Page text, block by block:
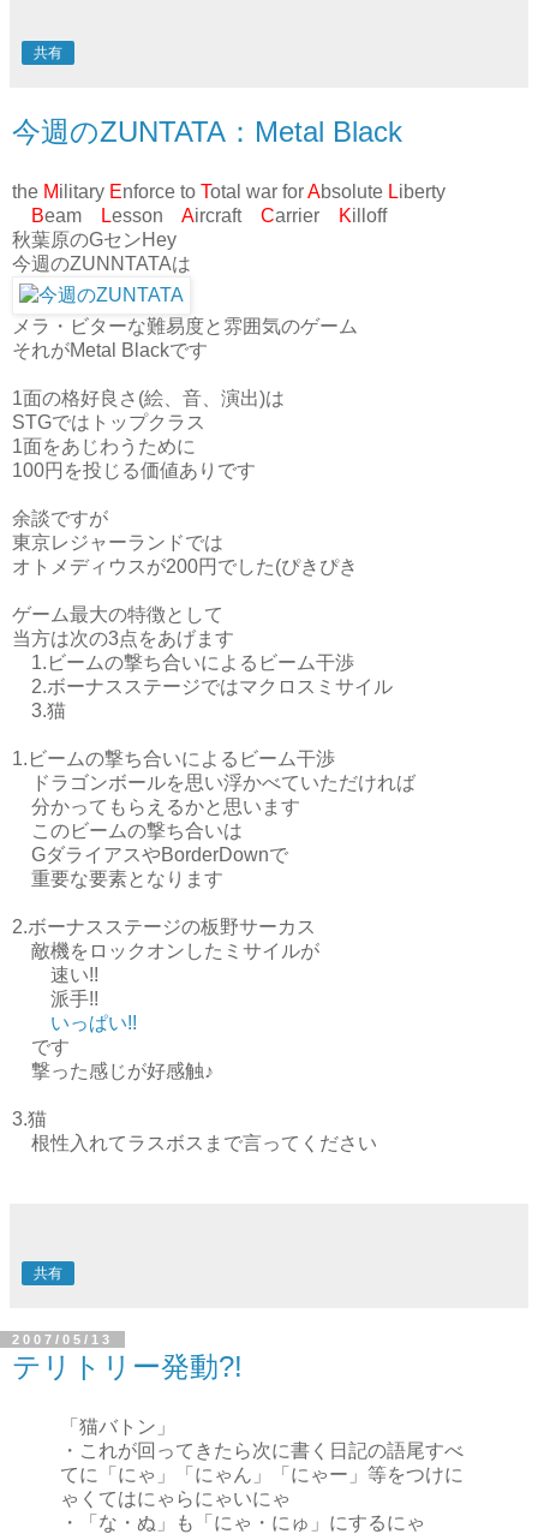
共有
今週のZUNTATA：Metal Black
the Military Enforce to Total war forAbsolute Liberty
Beam Lesson Aircraft Carrier Killoff
秋葉原のGセンHey
今週のZUNNTATAは
メラ・ビターな難易度と雰囲気のゲーム
それがMetal Blackです
1面の格好良さ(絵、音、演出)は
STGではトップクラス
1面をあじわうために
100円を投じる価値ありです
余談ですが
東京レジャーランドでは
オトメディウスが200円でした(ぴきぴき
ゲーム最大の特徴として
当方は次の3点をあげます
1.ビームの撃ち合いによるビーム干渉
2.ボーナスステージではマクロスミサイル
3.猫
1.ビームの撃ち合いによるビーム干渉
ドラゴンボールを思い浮かべていただければ
分かってもらえるかと思います
このビームの撃ち合いは
GダライアスやBorderDownで
重要な要素となります
2.ボーナスステージの板野サーカス
敵機をロックオンしたミサイルが
速い!!
派手!!
いっぱい!!
です
撃った感じが好感触♪
3.猫
根性入れてラスボスまで言ってください
共有
2007/05/13
テリトリー発動?!
「猫バトン」
・これが回ってきたら次に書く日記の語尾すべ
てに「にゃ」「にゃん」「にゃー」等をつけに
ゃくてはにゃらにゃいにゃ
・「な・ぬ」も「にゃ・にゅ」にするにゃ